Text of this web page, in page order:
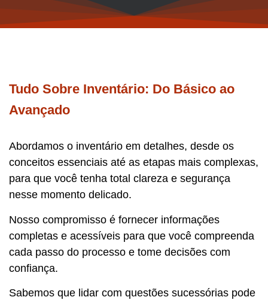
Tudo Sobre Inventário: Do Básico ao
Avançado
Abordamos o inventário em detalhes, desde os
conceitos essenciais até as etapas mais complexas,
para que você tenha total clareza e segurança
nesse momento delicado.
Nosso compromisso é fornecer informações
completas e acessíveis para que você compreenda
cada passo do processo e tome decisões com
confiança.
Sabemos que lidar com questões sucessórias pode